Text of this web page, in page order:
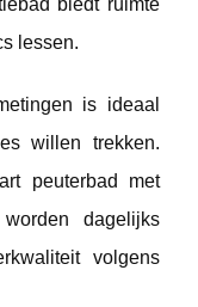
lessen.
is ideaal
willen trekken.
peuterbad met
dagelijks
volgens